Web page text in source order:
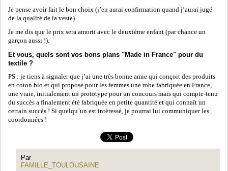
Je pense avoir fait le bon choix (j’en aurai confirmation quand j’aurai jugé
de la qualité de la veste).
Je me dis que le prix sera amorti avec le deuxième enfant (par chance un
garçon aussi !).
Et vous, quels sont vos bons plans "Made in France" pour du
textile ?
PS : je tiens à signaler que j’ai une très bonne amie qui conçoit des produits
en coton bio et qui propose pour les femmes une robe fabriquée en France,
une vraie, initialement un prototype pour un concours mais qui compte-tenu
du succès a finalement été fabriquée en petite quantité et qui connaît un
certain succès ! Si quelqu’un est intéressé, je pourrai lui communiquer les
coordonnées !
Par
FAMILLE_TOULOUSAINE